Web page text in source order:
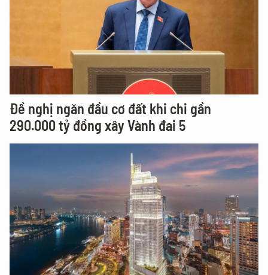
Đề nghị ngăn đầu cơ đất khi chi gần
290.000 tỷ đồng xây Vành đai 5